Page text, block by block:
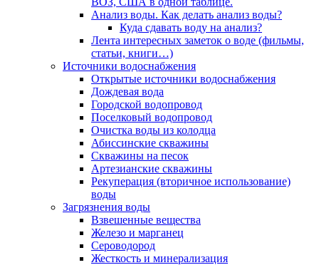
Анализ воды. Как делать анализ воды?
Куда сдавать воду на анализ?
Лента интересных заметок о воде (фильмы,
статьи, книги…)
Источники водоснабжения
Открытые источники водоснабжения
Дождевая вода
Городской водопровод
Поселковый водопровод
Очистка воды из колодца
Абиссинские скважины
Скважины на песок
Артезианские скважины
Рекуперация (вторичное использование)
воды
Загрязнения воды
Взвешенные вещества
Железо и марганец
Сероводород
Жесткость и минерализация